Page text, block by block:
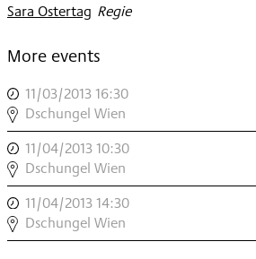
Sara Ostertag: Regie
More events
11/03/2013 16:30
DSCHUNGEL
WIEN
MODERN
»DAS
KIND
DER
SEEHUNDFRAU«
Dschungel Wien
11/04/2013 10:30
DSCHUNGEL
WIEN
MODERN
»DAS
KIND
Dschungel Wien
11/04/2013 14:30
DSCHUNGEL
WIEN
Dschungel Wien